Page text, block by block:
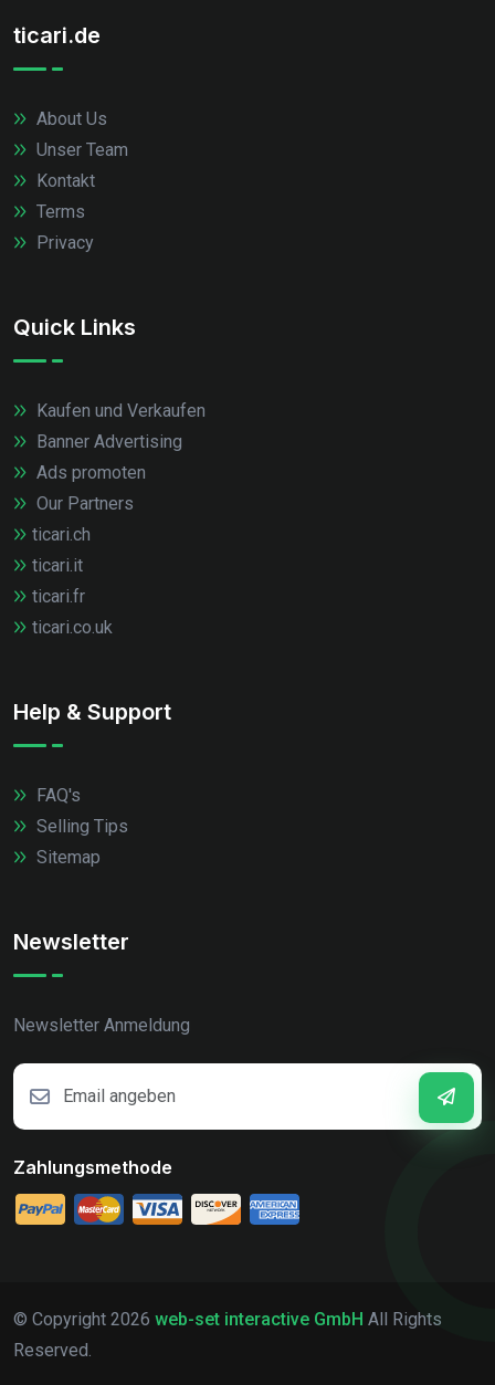
ticari.de
About Us
Unser Team
Kontakt
Terms
Privacy
Quick Links
Kaufen und Verkaufen
Banner Advertising
Ads promoten
Our Partners
ticari.ch
ticari.it
ticari.fr
ticari.co.uk
Help & Support
FAQ's
Selling Tips
Sitemap
Newsletter
Newsletter Anmeldung
Zahlungsmethode
© Copyright 2026 web-set interactive GmbH All Rights
Reserved.